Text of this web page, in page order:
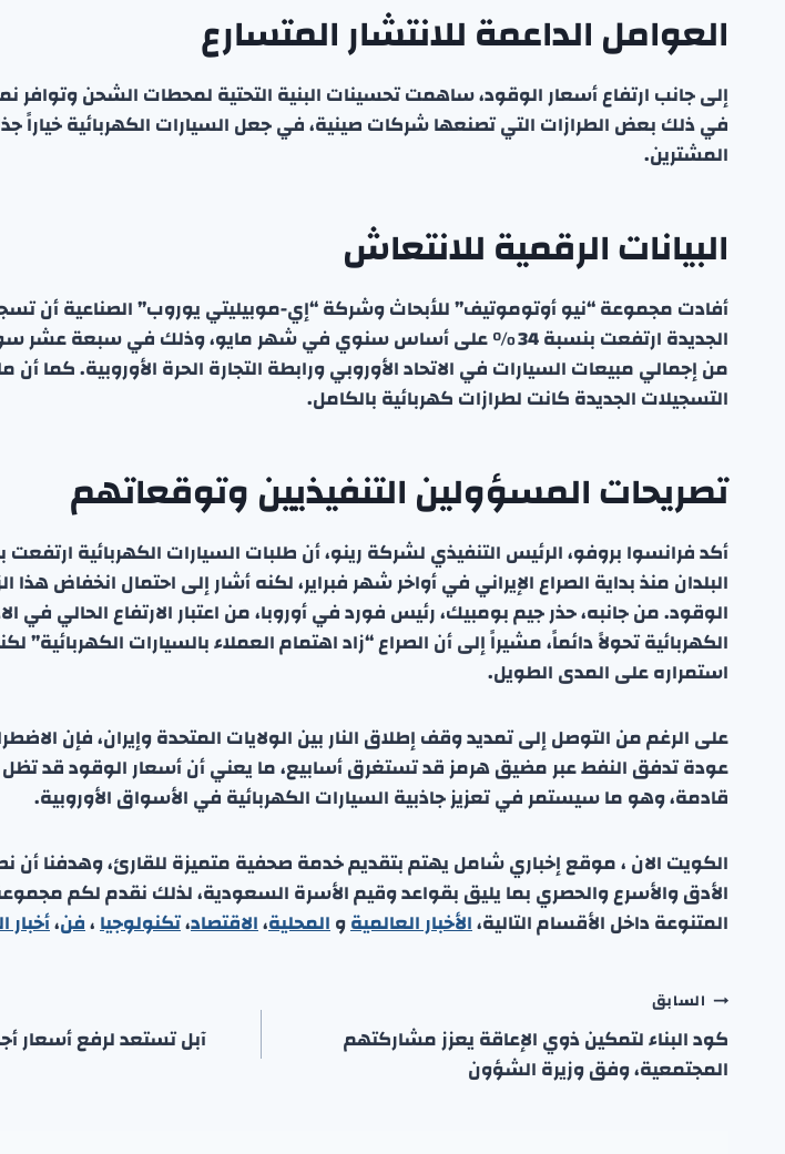
العوامل الداعمة للانتشار المتسارع
إلى جانب ارتفاع أسعار الوقود، ساهمت تحسينات البنية التحتية لمحطات الشحن وتوافر
في ذلك بعض الطرازات التي تصنعها شركات صينية، في جعل السيارات الكهربائية خياراً
المشترين.
البيانات الرقمية للانتعاش
أفادت مجموعة “نيو أوتوموتيف” للأبحاث وشركة “إي-موبيليتي يوروب” الصناعية أن
من إجمالي مبيعات السيارات في الاتحاد الأوروبي ورابطة التجارة الحرة الأوروبية. كما
التسجيلات الجديدة كانت لطرازات كهربائية بالكامل.
تصريحات المسؤولين التنفيذيين وتوقعاتهم
البلدان منذ بداية الصراع الإيراني في أواخر شهر فبراير، لكنه أشار إلى احتمال انخفاض هذا
الوقود. من جانبه، حذر جيم بومبيك، رئيس فورد في أوروبا، من اعتبار الارتفاع الحالي في
الكهربائية تحولاً دائماً، مشيراً إلى أن الصراع “زاد اهتمام العملاء بالسيارات
استمراره على المدى الطويل.
على الرغم من التوصل إلى تمديد وقف إطلاق النار بين الولايات المتحدة وإيران، فإن
عودة تدفق النفط عبر مضيق هرمز قد تستغرق أسابيع، ما يعني أن أسعار الوقود قد
قادمة، وهو ما سيستمر في تعزيز جاذبية السيارات الكهربائية في الأسواق الأوروبية.
الكويت الان ، موقع إخباري شامل يهتم بتقديم خدمة صحفية متميزة للقارئ، وهدفنا أن نصل
الأدق والأسرع والحصري بما يليق بقواعد وقيم الأسرة السعودية، لذلك نقدم لكم
المتنوعة داخل الأقسام التالية،الأخبار العالميةوالمحلية،الاقتصاد،تكنولوجيا،فن،أخبار
تصفّح
المقالات
السابق
كود البناء لتمكين ذوي الإعاقة يعزز مشاركتهم
المجتمعية، وفق وزيرة الشؤون
آبل تستعد لرفع أسعار